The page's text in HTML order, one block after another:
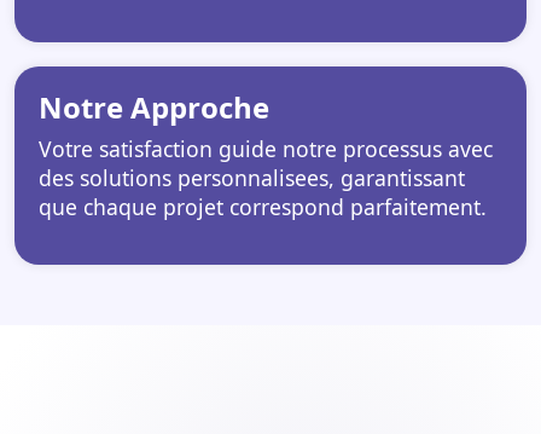
Notre Approche
Votre satisfaction guide notre processus avec
des solutions personnalisees, garantissant
que chaque projet correspond parfaitement.